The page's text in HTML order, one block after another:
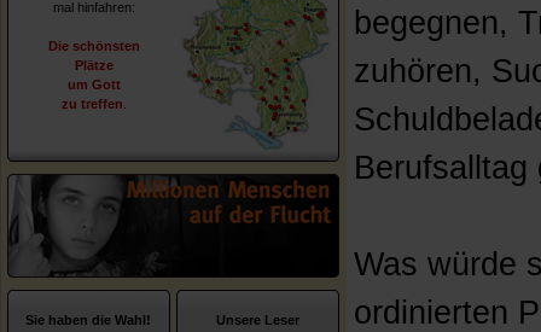
mal hinfahren:
Die schönsten
Plätze
um Gott
zu treffen
Sie haben die Wahl! Unsere Leser
begegnen,
zuhören,
Berufsalltag
Was würde
ordinierten